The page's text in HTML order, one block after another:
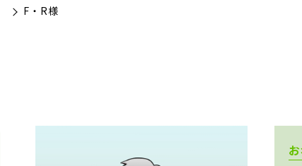
F・R様